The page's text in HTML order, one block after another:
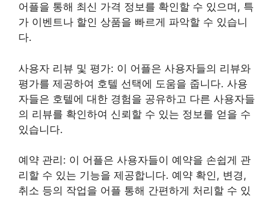
어플을 통해 최신 가격 정보를 확인할 수 있으며, 특
가 이벤트나 할인 상품을 빠르게 파악할 수 있습니
다.
사용자 리뷰 및 평가: 이 어플은 사용자들의 리뷰와
평가를 제공하여 호텔 선택에 도움을 줍니다. 사용
자들은 호텔에 대한 경험을 공유하고 다른 사용자들
의 리뷰를 확인하여 신뢰할 수 있는 정보를 얻을 수
있습니다.
예약 관리: 이 어플은 사용자들이 예약을 손쉽게 관
리할 수 있는 기능을 제공합니다. 예약 확인, 변경,
취소 등의 작업을 어플 통해 간편하게 처리할 수 있